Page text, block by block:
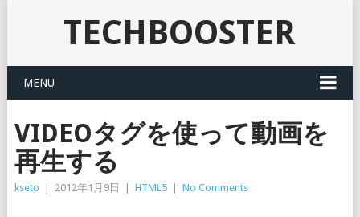
TECHBOOSTER
MENU
VIDEOタグを使って動画を
再生する
kseto 2012年1月9日 HTML5 No Comments